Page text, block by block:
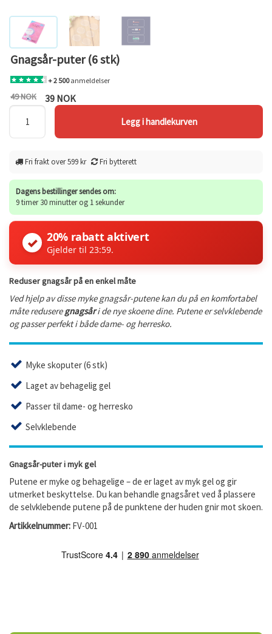
Gnagsår-puter (6 stk)
+ 2 500anmeldelser
49 NOK 39 NOK
Fri frakt over 599 kr Fri bytterett
Dagens bestillinger sendes om:
9 timer 30 minutter og 1 sekunder
✓ 20% rabatt aktivert
Gjelder til 23:59.
Reduser gnagsår på en enkel måte
Ved hjelp av disse myke gnagsår-putene kan du på en komfortabel
måte reduseregnagsåri de nye skoene dine. Putene er selvklebende
og passer perfekt i både dame- og herresko.
Myke skoputer (6 stk)
Laget av behagelig gel
Passer til dame- og herresko
Selvklebende
Gnagsår-puter i myk gel
Putene er myke og behagelige – de er laget av myk gel og gir
utmerket beskyttelse. Du kan behandle gnagsåret ved å plassere
de selvklebende putene på de punktene der huden gnir mot skoen.
Artikkelnummer: FV-001